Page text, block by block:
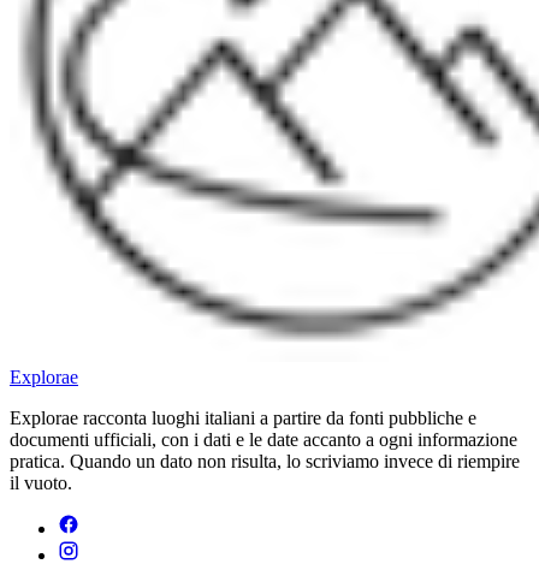
Explorae
Explorae racconta luoghi italiani a partire da fonti pubbliche e
documenti ufficiali, con i dati e le date accanto a ogni informazione
pratica. Quando un dato non risulta, lo scriviamo invece di riempire
il vuoto.